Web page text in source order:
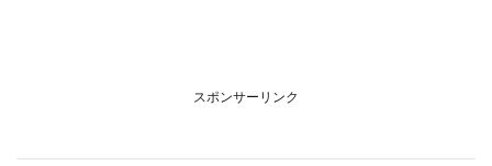
スポンサーリンク